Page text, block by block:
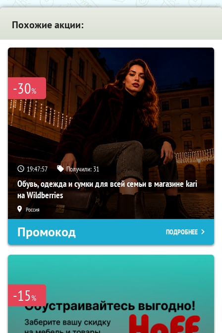
Похожие акции:
-30%
19:47:55 Получили: 31
Обувь, одежда и сумки для всей семьи в магазине kari
на Wildberries
Россия
Промокод ПОДРОБНЕЕ
-15%